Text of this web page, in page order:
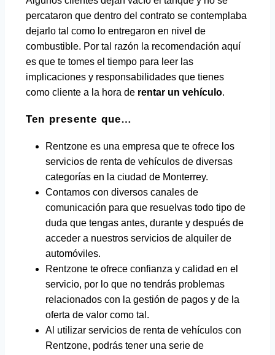
percataron que dentro del contrato se contemplaba
dejarlo tal como lo entregaron en nivel de
combustible. Por tal razón la recomendación aquí
es que te tomes el tiempo para leer las
implicaciones y responsabilidades que tienes
como cliente a la hora de rentar un vehículo.
Ten presente que…
Rentzone es una empresa que te ofrece los
servicios de renta de vehículos de diversas
categorías en la ciudad de Monterrey.
Contamos con diversos canales de
comunicación para que resuelvas todo tipo de
duda que tengas antes, durante y después de
acceder a nuestros servicios de alquiler de
automóviles.
Rentzone te ofrece confianza y calidad en el
servicio, por lo que no tendrás problemas
relacionados con la gestión de pagos y de la
oferta de valor como tal.
Al utilizar servicios de renta de vehículos con
Rentzone, podrás tener una serie de